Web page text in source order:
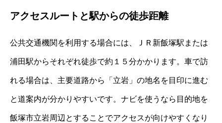
アクセスルートと駅からの徒歩距離
公共交通機関を利用する場合には、ＪＲ新飯塚駅または
浦田駅からそれぞれ徒歩で約１５分かかります。車で訪
れる場合は、主要道路から「立岩」の地名を目印に進む
と道案内が分かりやすいです。ナビを使うなら目的地を
飯塚市立岩周辺とすることでアクセスが向けやすくなり